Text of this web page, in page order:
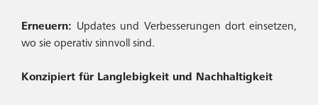
Erneuern: Updates und Verbesserungen dort einsetzen,
wo sie operativ sinnvoll sind.
Konzipiert für Langlebigkeit und Nachhaltigkeit